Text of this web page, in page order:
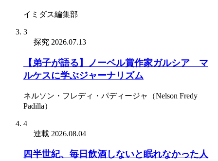
イミダス編集部
3
探究 2026.07.13
【弟子が語る】ノーベル賞作家ガルシア゠マ
ルケスに学ぶジャーナリズム
ネルソン・フレディ・パディージャ（Nelson Fredy
Padilla）
4
連載 2026.08.04
四半世紀、毎日飲酒しないと眠れなかった人